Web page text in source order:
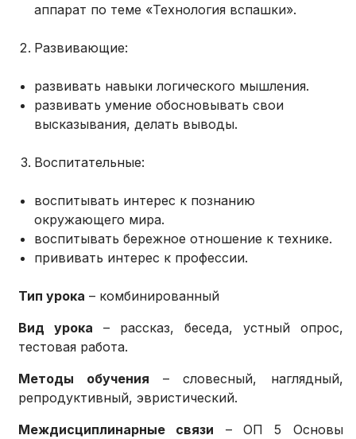
аппарат по теме «Технология вспашки».
Развивающие:
развивать навыки логического мышления.
развивать умение обосновывать свои
высказывания, делать выводы.
Воспитательные:
воспитывать интерес к познанию
окружающего мира.
воспитывать бережное отношение к технике.
прививать интерес к профессии.
Тип урока – комбинированный
Вид урока – рассказ, беседа, устный опрос,
тестовая работа.
Методы обучения – словесный, наглядный,
репродуктивный, эвристический.
Междисциплинарные связи – ОП 5 Основы